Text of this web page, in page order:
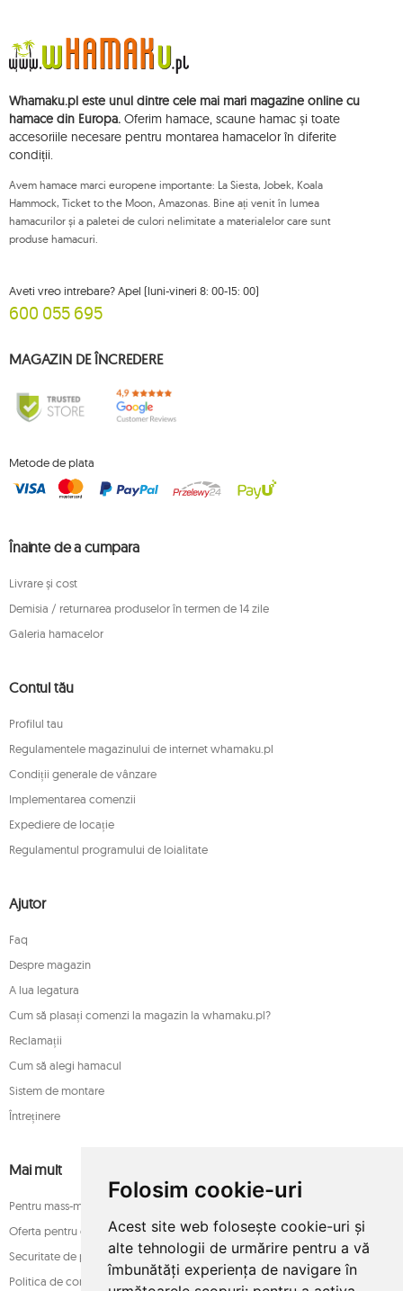
Folosim cookie-uri
Acest site web folosește cookie-uri și
alte tehnologii de urmărire pentru a vă
îmbunătăți experiența de navigare în
stocate până când vă dezabonați.
Veți avea dreptul să accesați, să rectificați, să ștergeți, să limitați prelucrarea
și să vă opuneți prelucrării datelor dvs. cu caracter personal, precum și
plângere privind prelucrarea acestor date și retrageți, în orice moment,
consimțământul dvs. pentru prelucrarea datelor dvs. personale, cu o astfel
de retragere care nu afectează legalitatea prelucrării efectuate anterior
acestora. Pentru a exercita oricare dintre drepturile menționate mai sus, vă
rugăm să contactați departamentul de servicii pentru clienți Mouton
Pentru mai multe informații, vă rugăm să vizitați: www.mouton.pl/ODO
Whamaku.pl este unul dintre cele mai mari magazine online cu
hamace din Europa. Oferim hamace, scaune hamac și toate
accesoriile necesare pentru montarea hamacelor în diferite
condiții.
Avem hamace marci europene importante: La Siesta, Jobek, Koala
Hammock, Ticket to the Moon, Amazonas. Bine ați venit în lumea
hamacurilor și a paletei de culori nelimitate a materialelor care sunt
produse hamacuri.
Aveti vreo intrebare? Apel (luni-vineri 8: 00-15: 00)
600 055 695
MAGAZIN DE ÎNCREDERE
Metode de plata
Înainte de a cumpara
Livrare și cost
Demisia / returnarea produselor în termen de 14 zile
Galeria hamacelor
Contul tău
Profilul tau
Regulamentele magazinului de internet whamaku.pl
Condiții generale de vânzare
Implementarea comenzii
Expediere de locație
Regulamentul programului de loialitate
Ajutor
Faq
Despre magazin
A lua legatura
Cum să plasați comenzi la magazin la whamaku.pl?
Reclamații
Cum să alegi hamacul
Sistem de montare
Întreținere
Mai mult
Pentru mass-media
Oferta pentru companii
Securitate de plată
Politica de confidențialitate